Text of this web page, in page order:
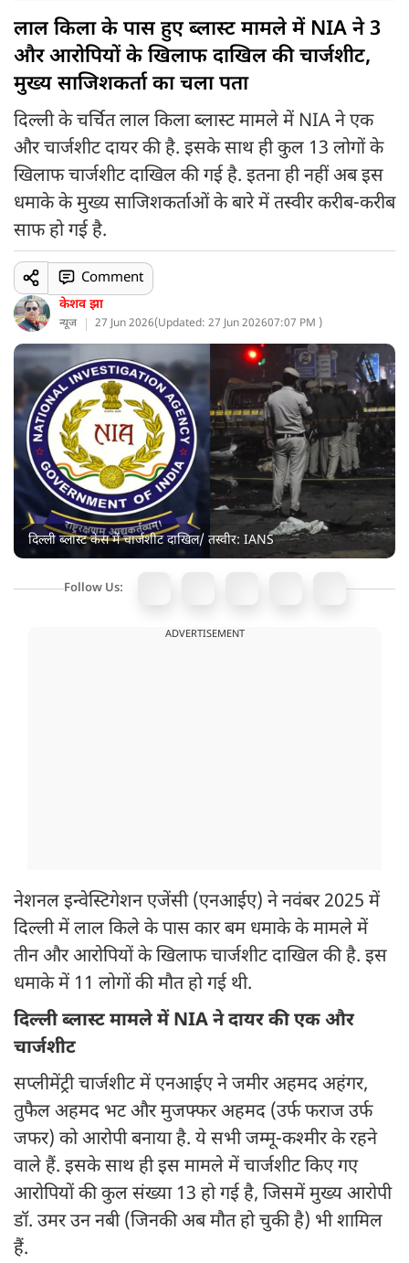
लाल किला के पास हुए ब्लास्ट मामले में NIA ने 3
और आरोपियों के खिलाफ दाखिल की चार्जशीट,
मुख्य साजिशकर्ता का चला पता
दिल्ली के चर्चित लाल किला ब्लास्ट मामले में NIA ने एक
और चार्जशीट दायर की है. इसके साथ ही कुल 13 लोगों के
खिलाफ चार्जशीट दाखिल की गई है. इतना ही नहीं अब इस
धमाके के मुख्य साजिशकर्ताओं के बारे में तस्वीर करीब-करीब
साफ हो गई है.
केशव झा
न्यूज 27 Jun 2026(Updated: 27 Jun 202607:07 PM )
Comment
दिल्ली ब्लास्ट केस में चार्जशीट दाखिल/ तस्वीर: IANS
Follow Us:
ADVERTISEMENT
नेशनल इन्वेस्टिगेशन एजेंसी (एनआईए) ने नवंबर 2025 में
दिल्ली में लाल किले के पास कार बम धमाके के मामले में
तीन और आरोपियों के खिलाफ चार्जशीट दाखिल की है. इस
धमाके में 11 लोगों की मौत हो गई थी.
दिल्ली ब्लास्ट मामले में NIA ने दायर की एक और
चार्जशीट
सप्लीमेंट्री चार्जशीट में एनआईए ने जमीर अहमद अहंगर,
तुफैल अहमद भट और मुजफ्फर अहमद (उर्फ फराज उर्फ ​​
जफर) को आरोपी बनाया है. ये सभी जम्मू-कश्मीर के रहने
वाले हैं. इसके साथ ही इस मामले में चार्जशीट किए गए
आरोपियों की कुल संख्या 13 हो गई है, जिसमें मुख्य आरोपी
डॉ. उमर उन नबी (जिनकी अब मौत हो चुकी है) भी शामिल
हैं.